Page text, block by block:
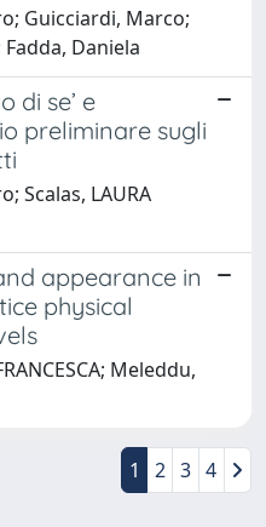
Guicciardi, Marco;
Fadda, Daniela
di se’ e
preliminare sugli
Scalas, LAURA
appearance in
physical
Meleddu,
1 2 3 4